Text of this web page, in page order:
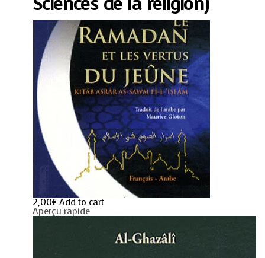
(Revivification
des
Sciences
religion)
quantity
2,00€ Add to cart
Aperçu rapide